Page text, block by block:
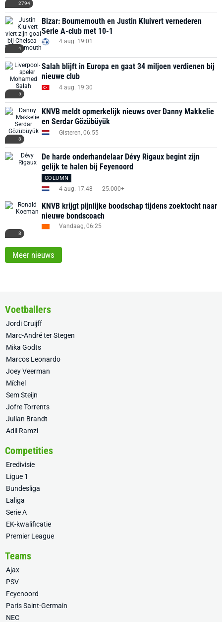
2794
4
Bizar: Bournemouth en Justin Kluivert vernederen
Serie A-club met 10-1
4 aug. 19:01
5
Salah blijft in Europa en gaat 34 miljoen verdienen bij
nieuwe club
4 aug. 19:30
8
KNVB meldt opmerkelijk nieuws over Danny Makkelie
en Serdar Gözübüyük
Gisteren, 06:55
De harde onderhandelaar Dévy Rigaux begint zijn
gelijk te halen bij Feyenoord
COLUMN
4 aug. 17:48 25.000+
8
KNVB krijgt pijnlijke boodschap tijdens zoektocht naar
nieuwe bondscoach
Vandaag, 06:25
Meer nieuws
Voetballers
Jordi Cruijff
Marc-André ter Stegen
Mika Godts
Marcos Leonardo
Joey Veerman
Míchel
Sem Steijn
Jofre Torrents
Julian Brandt
Adil Ramzi
Competities
Eredivisie
Ligue 1
Bundesliga
Laliga
Serie A
EK-kwalificatie
Premier League
Teams
Ajax
PSV
Feyenoord
Paris Saint-Germain
NEC